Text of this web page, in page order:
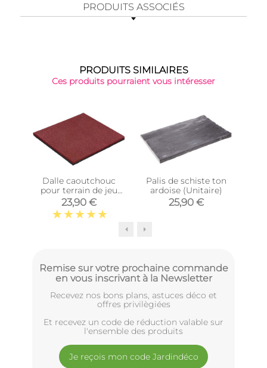
PRODUITS ASSOCIÉS
PRODUITS SIMILAIRES
Ces produits pourraient vous intéresser
Dalle caoutchouc
pour terrain de jeu
Hicar (Rouge)
23,90 €
Palis de schiste ton
ardoise (Unitaire)
25,90 €
Remise sur votre prochaine commande
en vous inscrivant à la Newsletter
Recevez nos bons plans, astuces déco et
offres privilègiées
Et recevez un code de réduction valable sur
l'ensemble des produits
Je reçois mon code Jardindéco